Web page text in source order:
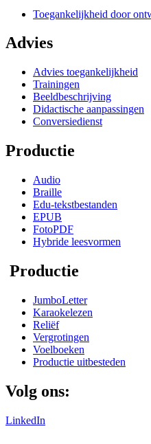
Toegankelijkheid door
Advies
Advies toegankelijkheid
Trainingen
Beeldbeschrijving
Didactische aanpassingen
Conversiedienst
Productie
Audio
Braille
Edu-tekstbestanden
EPUB
FotoPDF
Hybride leesvormen
Productie
JumboLetter
Karaokelezen
Reliëf
Vergrotingen
Voelboeken
Productie uitbesteden
Volg ons:
LinkedIn